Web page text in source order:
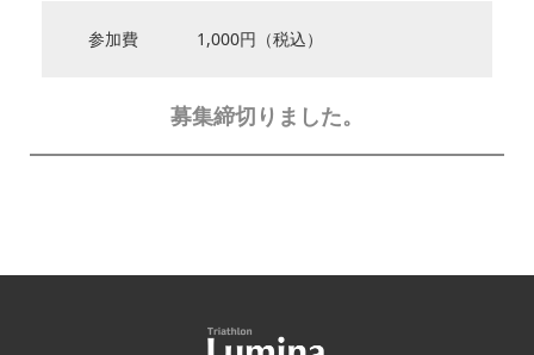
参加費 1,000円（税込）
募集締切りました。